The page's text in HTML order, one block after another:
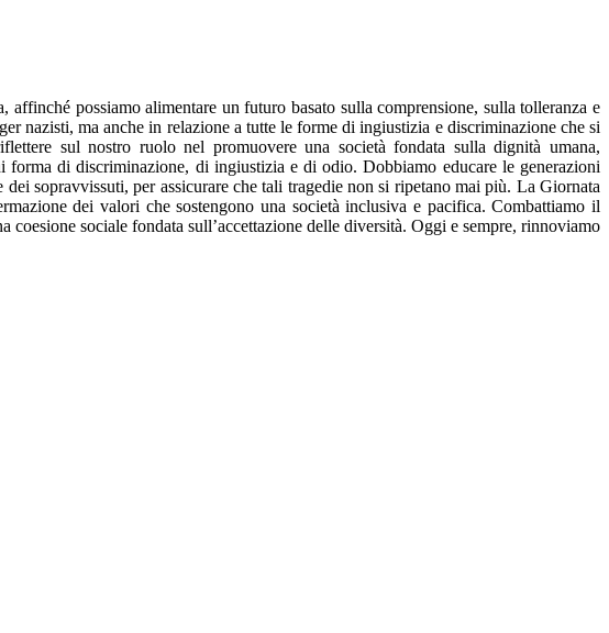
possiamo alimentare un futuro basato sulla comprensione, sulla tolleranza e
nazisti, ma anche in relazione a tutte le forme di ingiustizia e discriminazione che si
sul nostro ruolo nel promuovere una società fondata sulla dignità umana,
di discriminazione, di ingiustizia e di odio. Dobbiamo educare le generazioni
sopravvissuti, per assicurare che tali tragedie non si ripetano mai più. La Giornata
dei valori che sostengono una società inclusiva e pacifica. Combattiamo il
sociale fondata sull’accettazione delle diversità. Oggi e sempre, rinnoviamo